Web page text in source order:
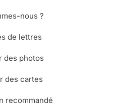
nous ?
de lettres
des photos
des cartes
recommandé